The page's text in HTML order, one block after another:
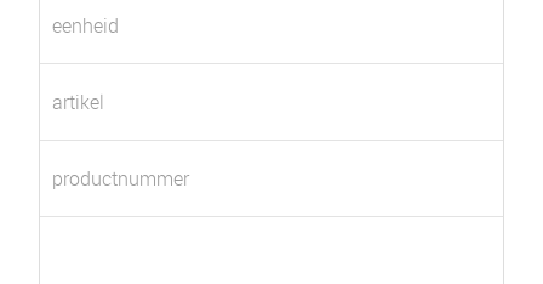
eenheid
artikel
productnummer